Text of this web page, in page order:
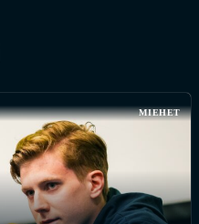
MIEHET